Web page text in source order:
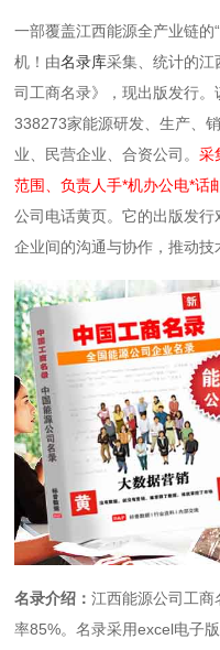
一部覆盖江西能源全产业链的
机！由名录库采集、统计的江
司工商名录》，现出版发行
338273家能源研发、生产、
业、民营企业、合资公司。采
范围、负责人手*机办公电*话
公司电话黄页。它的出版发
企业间的沟通与协作，推动技
名录介绍：江西能源公司工商
率85%。名录采用excel电子